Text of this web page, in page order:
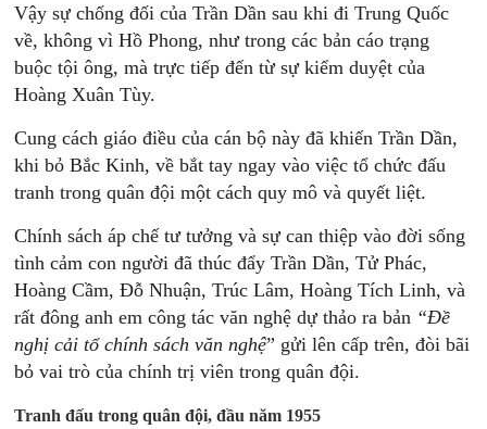
Vậy sự chống đối của Trần Dần sau khi đi Trung Quốc
về, không vì Hồ Phong, như trong các bản cáo trạng
buộc tội ông, mà trực tiếp đến từ sự kiểm duyệt của
Hoàng Xuân Tùy.
Cung cách giáo điều của cán bộ này đã khiến Trần Dần,
khi bỏ Bắc Kinh, về bắt tay ngay vào việc tổ chức đấu
tranh trong quân đội một cách quy mô và quyết liệt.
Chính sách áp chế tư tưởng và sự can thiệp vào đời sống
tình cảm con người đã thúc đẩy Trần Dần, Tử Phác,
Hoàng Cầm, Đỗ Nhuận, Trúc Lâm, Hoàng Tích Linh, và
rất đông anh em công tác văn nghệ dự thảo ra bản “Đề
nghị cải tổ chính sách văn nghệ” gửi lên cấp trên, đòi bãi
bỏ vai trò của chính trị viên trong quân đội.
Tranh đấu trong quân đội, đầu năm 1955